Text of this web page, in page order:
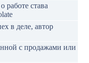
работе става
в деле, автор
с продажами или